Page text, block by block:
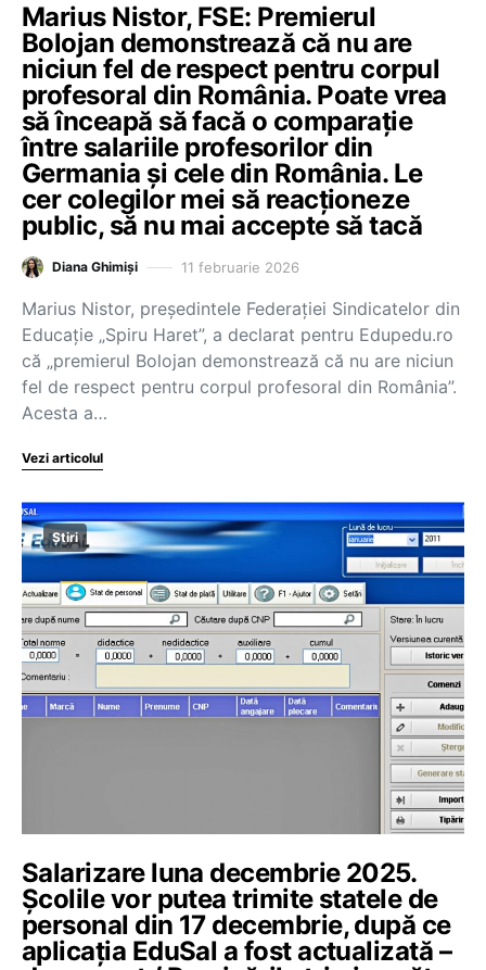
Marius Nistor, FSE: Premierul
Bolojan demonstrează că nu are
niciun fel de respect pentru corpul
profesoral din România. Poate vrea
să înceapă să facă o comparație
între salariile profesorilor din
Germania și cele din România. Le
cer colegilor mei să reacționeze
public, să nu mai accepte să tacă
Diana Ghimiși 11 februarie 2026
Marius Nistor, președintele Federației Sindicatelor din
Educație „Spiru Haret”, a declarat pentru Edupedu.ro
că „premierul Bolojan demonstrează că nu are niciun
fel de respect pentru corpul profesoral din România”.
Acesta a…
Vezi articolul
Știri
Salarizare luna decembrie 2025.
Școlile vor putea trimite statele de
personal din 17 decembrie, după ce
aplicația EduSal a fost actualizată –